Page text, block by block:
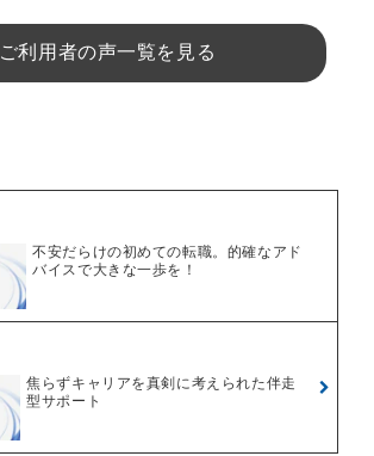
ご利用者の声一覧を見る
不安だらけの初めての転職。的確なアド
バイスで大きな一歩を！
焦らずキャリアを真剣に考えられた伴走
型サポート